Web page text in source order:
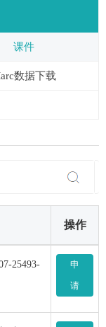
课件
数据下载
操作
25493-
申
请